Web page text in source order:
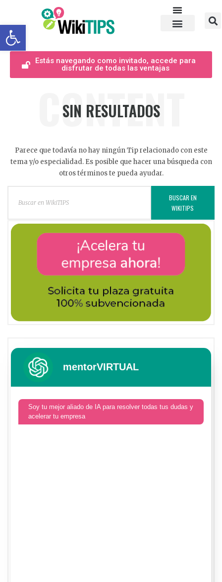
Abrir barra de herramientas
Estás navegando como invitado, accede para
disfrutar de todas las ventajas
CONTENT
SIN RESULTADOS
Parece que todavía no hay ningún Tip relacionado con este
tema y/o especialidad. Es posible que hacer una búsqueda con
otros términos te pueda ayudar.
BUSCAR EN
WIKITIPS
mentorVIRTUAL
Soy tu mejor aliado de IA para resolver todas tus dudas y
acelerar tu empresa